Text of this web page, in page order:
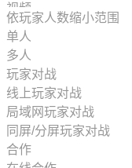
探索
奇幻
多人
可爱
像素图形
战斗
第一人称
解谜
放松
视频
模组
硬件
依玩家人数缩小范围
单人
多人
玩家对战
线上玩家对战
局域网玩家对战
同屏/分屏玩家对战
合作